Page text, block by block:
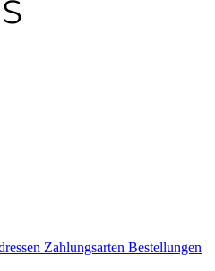
Zahlungsarten Bestellungen